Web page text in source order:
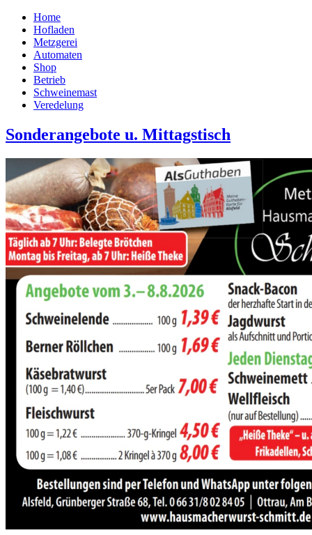
Home
Hofladen
Metzgerei
Automaten
Shop
Betrieb
Schweinemast
Veredelung
Sonderangebote u. Mittagstisch